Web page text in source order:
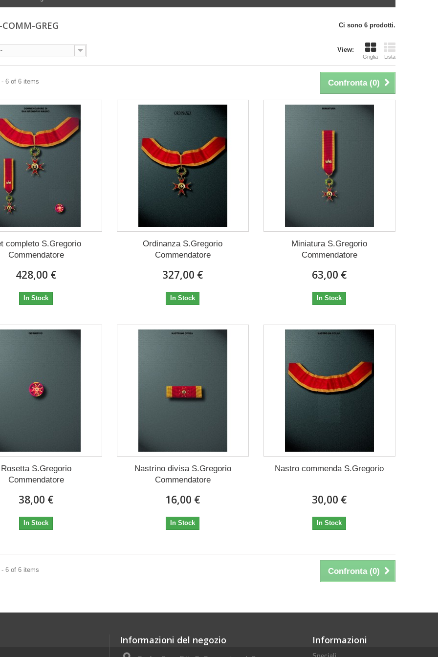
GREG Ci sono 6 prodotti.
View:
Griglia Lista
Confronta (0)
6 of 6 items
completo S.Gregorio
Commendatore
428,00 €
In Stock
Ordinanza S.Gregorio
Commendatore
327,00 €
In Stock
Miniatura S.Gregorio
Commendatore
63,00 €
In Stock
Rosetta S.Gregorio
Commendatore
38,00 €
In Stock
Nastrino divisa S.Gregorio
Commendatore
16,00 €
In Stock
Nastro commenda S.Gregorio
30,00 €
In Stock
Confronta (0)
6 of 6 items
Informazioni del negozio Informazioni